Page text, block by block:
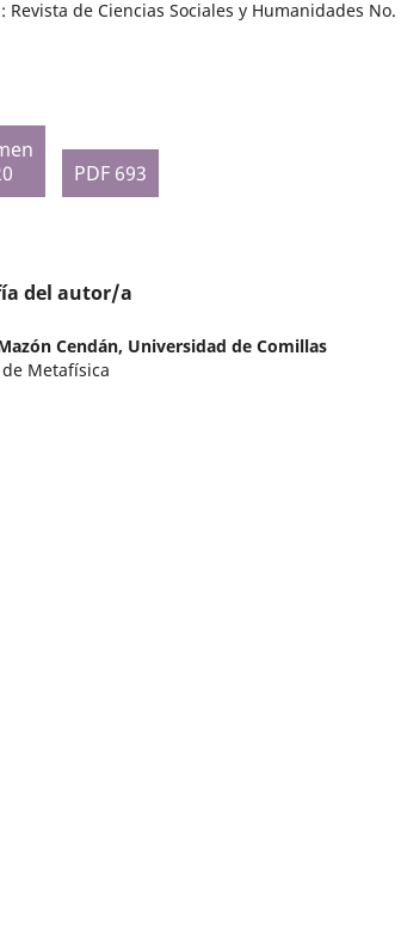
Revista de Ciencias Sociales y Humanidades No.
PDF 693
del autor/a
Cendán, Universidad de Comillas
Metafísica